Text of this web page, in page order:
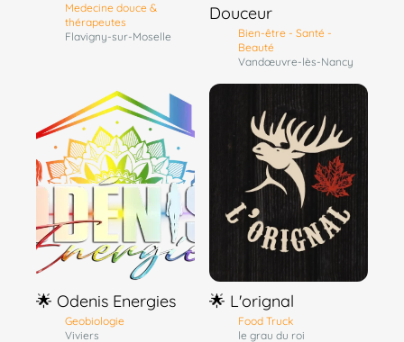
Medecine douce &
thérapeutes
Flavigny-sur-Moselle
Douceur
Bien-être - Santé -
Beauté
Vandœuvre-lès-Nancy
🌟 Odenis Energies
Geobiologie
Viviers
🌟 L'orignal
Food Truck
le grau du roi